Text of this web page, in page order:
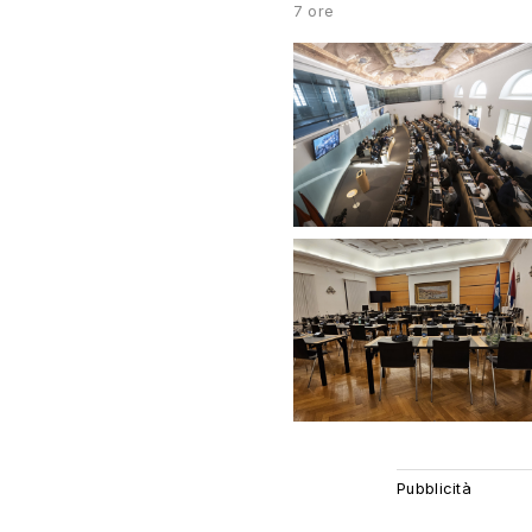
7 ore